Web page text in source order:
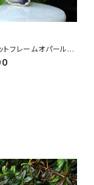
トフレームオパール
ョンをもたらし、ガー
ンジェルと繋げる石